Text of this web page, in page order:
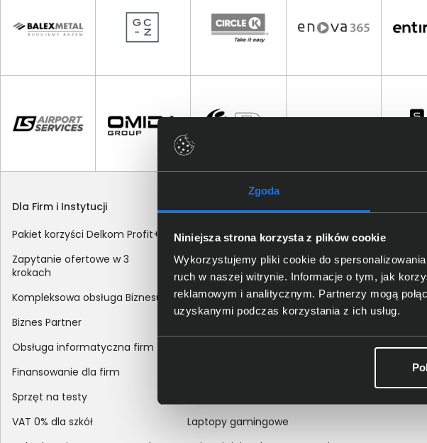
Zgoda
Niniejsza strona korzysta z plików cookie
Wykorzystujemy pliki cookie do
ruch w naszej witrynie. Informacje o tym, jak
reklamowym i analitycznym. Partnerzy mogą
uzyskanymi podczas korzystania z ich usług.
Dla Firm i Instytucji
Pakiet korzyści Delkom Profit+
Zapytanie ofertowe w 3
krokach
Kompleksowa obsługa Biznesu
Biznes Partner
Obsługa informatyczna firm
Finansowanie dla firm
Sprzęt na testy
VAT 0% dla szkół
Zakupy
Sposoby dostawy
Metody płatności
Zakup z dofinansowaniem
Odroczony termin płatności
Korekta danych nabywcy na dokumencie
Laptopy gamingowe